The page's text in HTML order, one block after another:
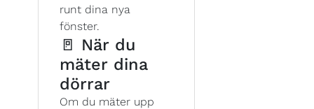
runt dina nya
fönster.
🚪 När du
mäter dina
dörrar
Om du mäter upp